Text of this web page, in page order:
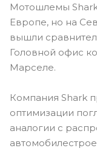
Мотошлемы
Европе, но на
вышли
Головной офис
Марселе.
Компания Shark
оптимизации
аналогии с